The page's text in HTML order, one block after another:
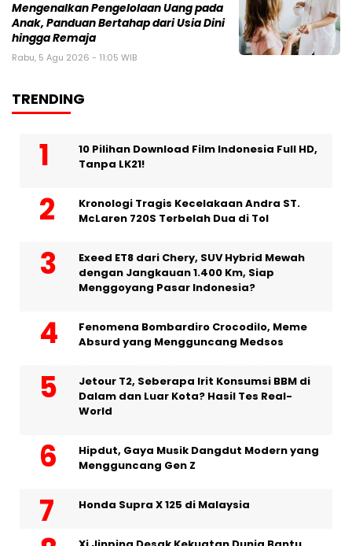
Mengenalkan Pengelolaan Uang pada
Anak, Panduan Bertahap dari Usia Dini
hingga Remaja
Rabu, 5 Agu 2026 - 11:05 WIB
TRENDING
10 Pilihan Download Film Indonesia Full HD,
Tanpa LK21!
Kronologi Tragis Kecelakaan Andra ST.
McLaren 720S Terbelah Dua di Tol
Exeed ET8 dari Chery, SUV Hybrid Mewah
dengan Jangkauan 1.400 Km, Siap
Menggoyang Pasar Indonesia?
Fenomena Bombardiro Crocodilo, Meme
Absurd yang Mengguncang Medsos
Jetour T2, Seberapa Irit Konsumsi BBM di
Dalam dan Luar Kota? Hasil Tes Real-
World
Hipdut, Gaya Musik Dangdut Modern yang
Mengguncang Gen Z
Honda Supra X 125 di Malaysia